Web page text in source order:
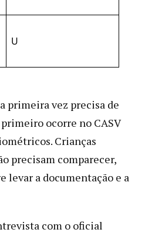
U
primeira vez precisa de
ocorre no CASV
Crianças
precisam comparecer,
levar a documentação e a
com o oficial